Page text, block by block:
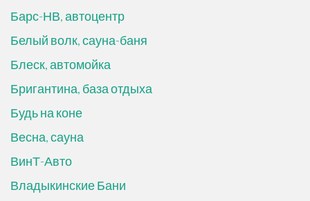
Барс-НВ, автоцентр
Белый волк, сауна-баня
Блеск, автомойка
Бригантина, база отдыха
Будь на коне
Весна, сауна
ВинТ-Авто
Владыкинские Бани